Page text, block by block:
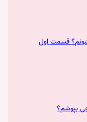
قسمت اول
بپوشم؟